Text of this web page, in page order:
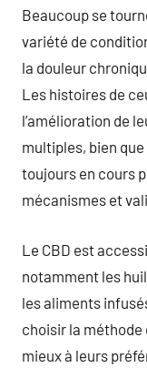
Beaucoup se
variété de
la douleur
Les histoires de
l’amélioration de
multiples, bien
toujours en cours
mécanismes et
Le CBD est
notamment les
les aliments
choisir la méthode
mieux à leurs